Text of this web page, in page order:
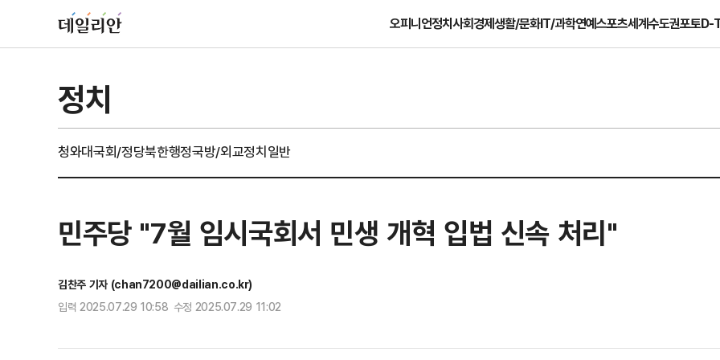
오피니언정치사회경제생활/문화IT/과학연예스포츠세계수도권포토D-
정치
청와대국회/정당북한행정국방/외교정치일반
민주당 "7월 임시국회서 민생 개혁 입법 신속 처리"
김찬주 기자 (chan7200@dailian.co.kr)
입력 2025.07.29 10:58 수정 2025.07.29 11:02